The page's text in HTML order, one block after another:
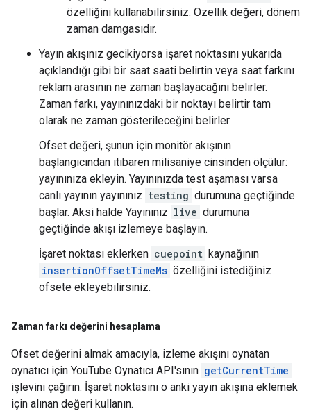
özelliğini kullanabilirsiniz. Özellik değeri, dönem
zaman damgasıdır.
Yayın akışınız gecikiyorsa işaret noktasını yukarıda
açıklandığı gibi bir saat saati belirtin veya saat farkını
reklam arasının ne zaman başlayacağını belirler.
Zaman farkı, yayınınızdaki bir noktayı belirtir tam
olarak ne zaman gösterileceğini belirler.
Ofset değeri, şunun için monitör akışının
başlangıcından itibaren milisaniye cinsinden ölçülür:
yayınınıza ekleyin. Yayınınızda test aşaması varsa
canlı yayının yayınınız testing durumuna geçtiğinde
başlar. Aksi halde Yayınınız live durumuna
geçtiğinde akışı izlemeye başlayın.
İşaret noktası eklerken cuepoint kaynağının
insertionOffsetTimeMs özelliğini istediğiniz
ofsete ekleyebilirsiniz.
Zaman farkı değerini hesaplama
Ofset değerini almak amacıyla, izleme akışını oynatan
oynatıcı için YouTube Oynatıcı API'sının getCurrentTime
işlevini çağırın. İşaret noktasını o anki yayın akışına eklemek
için alınan değeri kullanın.